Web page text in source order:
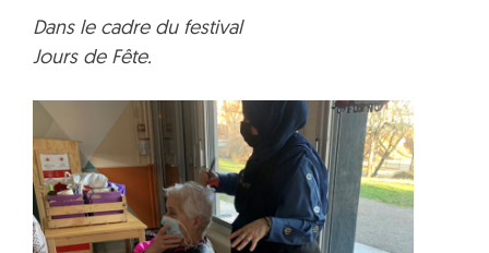
Dans le cadre du festival
Jours de Fête.